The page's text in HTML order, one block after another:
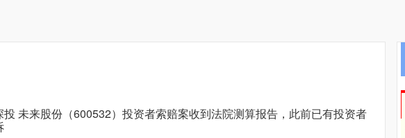
投 未来股份（600532）投资者索赔案收到法院测算报告，此前已有投资者